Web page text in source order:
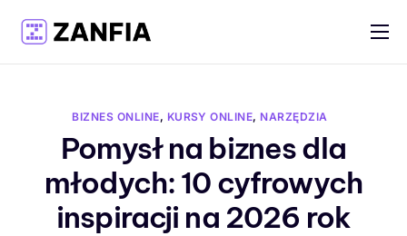
Funkcje
Cennik
Logowanie
Rejestracja
BIZNES ONLINE, KURSY ONLINE, NARZĘDZIA
Pomysł na biznes dla
młodych: 10 cyfrowych
inspiracji na 2026 rok